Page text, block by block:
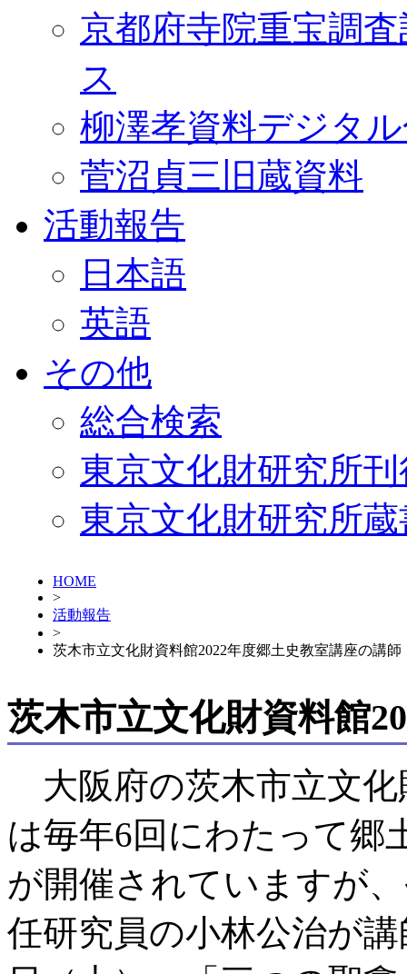
京都府寺院重宝調
ス
柳澤孝資料デジタ
菅沼貞三旧蔵資料
活動報告
日本語
英語
その他
総合検索
東京文化財研究所
東京文化財研究所
HOME
>
活動報告
>
茨木市立文化財資料館2022年度郷土史教室講座の講師
茨木市立文化財資料館
大阪府の茨木市立文化
は毎年6回にわたって郷
が開催されていますが
任研究員の小林公治が